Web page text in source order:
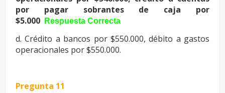
por pagar sobrantes de caja por
$5.000
Respuesta Correcta
d. Crédito a bancos por $550.000, débito a gastos
operacionales por$550.000.
Pregunta 11